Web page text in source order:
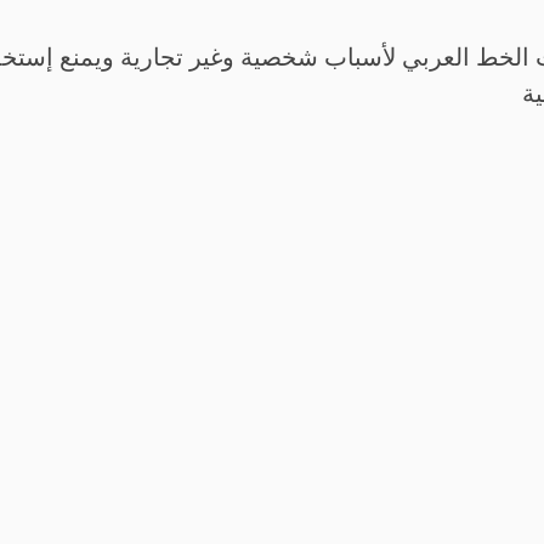
العربي لأسباب شخصية وغير تجارية ويمنع